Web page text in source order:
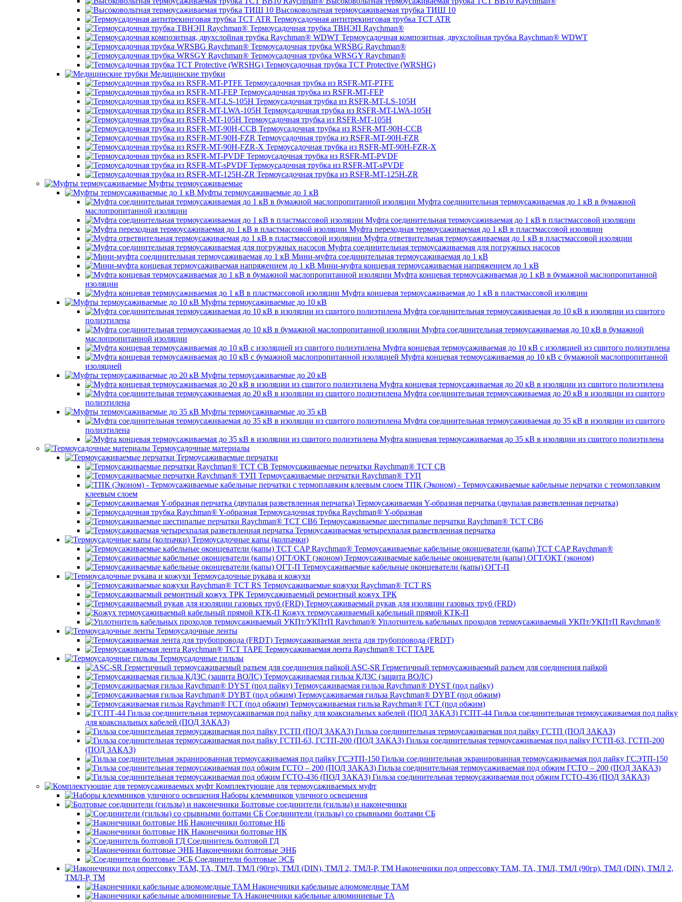
Высоковольтная термоусаживаемая трубка ТИШ 10
Термоусадочная антитрекинговая трубка TCT ATR
Термоусадочная трубка ТВНЭП Raychman®
Термоусадочная композитная, двухслойная трубка Raychman® WDWT
Термоусадочная трубка WRSBG Raychman®
Термоусадочная трубка WRSGY Raychman®
Термоусадочная трубка TCT Protective (WRSHG)
Медицинские трубки
Термоусадочная трубка из RSFR-MT-PTFE
Термоусадочная трубка из RSFR-MT-FEP
Термоусадочная трубка из RSFR-MT-LS-105H
Термоусадочная трубка из RSFR-MT-LWA-105H
Термоусадочная трубка из RSFR-MT-105H
Термоусадочная трубка из RSFR-MT-90H-CCB
Термоусадочная трубка из RSFR-MT-90H-FZR
Термоусадочная трубка из RSFR-MT-90H-FZR-X
Термоусадочная трубка из RSFR-MT-PVDF
Термоусадочная трубка из RSFR-MT-sPVDF
Термоусадочная трубка из RSFR-MT-125H-ZR
Муфты термоусаживаемые
Муфты термоусаживаемые до 1 кВ
Муфта соединительная термоусаживаемая до 1 кВ в бумажной
маслопропитанной изоляции
Муфта соединительная термоусаживаемая до 1 кВ в пластмассовой изоляции
Муфта переходная термоусаживаемая до 1 кВ в пластмассовой изоляции
Муфта ответвительная термоусаживаемая до 1 кВ в пластмассовой изоляции
Муфта соединительная термоусаживаемая для погружных насосов
Мини-муфта соединительная термоусаживаемая до 1 кВ
Мини-муфта концевая термоусаживаемая напряжением до 1 кВ
Муфта концевая термоусаживаемая до 1 кВ в бумажной маслопропитанной
изоляции
Муфта концевая термоусаживаемая до 1 кВ в пластмассовой изоляции
Муфты термоусаживаемые до 10 кВ
Муфта соединительная термоусаживаемая до 10 кВ в изоляции из сшитого
полиэтилена
Муфта соединительная термоусаживаемая до 10 кВ в бумажной
маслопропитанной изоляции
Муфта концевая термоусаживаемая до 10 кВ с изоляцией из сшитого полиэтилена
Муфта концевая термоусаживаемая до 10 кВ с бумажной маслопропитанной
изоляцией
Муфты термоусаживаемые до 20 кВ
Муфта концевая термоусаживаемая до 20 кВ в изоляции из сшитого полиэтилена
Муфта соединительная термоусаживаемая до 20 кВ в изоляции из сшитого
полиэтилена
Муфты термоусаживаемые до 35 кВ
Муфта соединительная термоусаживаемая до 35 кВ в изоляции из сшитого
полиэтилена
Муфта концевая термоусаживаемая до 35 кВ в изоляции из сшитого полиэтилена
Термоусадочные материалы
Термоусаживаемые перчатки
Термоусаживаемые перчатки Raychman® TCT CB
Термоусаживаемые перчатки Raychman® ТУП
ТПК (Эконом) - Термоусаживаемые кабельные перчатки с термоплавким
клеевым слоем
Термоусаживаемая Y-образная перчатка (двупалая разветвленная перчатка)
Термоусадочная трубка Raychman® Y-образная
Термоусаживаемые шестипалые перчатки Raychman® ТСТ СВ6
Термоусаживаемая четырехпалая разветвленная перчатка
Термоусадочные капы (колпачки)
Термоусаживаемые кабельные оконцеватели (капы) ТCT CAP Raychman®
Термоусаживаемые кабельные оконцеватели (капы) ОГТ/ОКТ (эконом)
Термоусаживаемые кабельные оконцеватели (капы) ОГТ-П
Термоусадочные рукава и кожухи
Термоусаживаемые кожухи Raychman® TCT RS
Термоусаживаемый ремонтный кожух ТРК
Термоусаживаемый рукав для изоляции газовых труб (FRD)
Кожух термоусаживаемый кабельный прямой КТК-П
Уплотнитель кабельных проходов термоусаживаемый УКПт/УКПтП Raychman®
Термоусадочные ленты
Термоусаживаемая лента для трубопровода (FRDT)
Термоусаживаемая лента Raychman® TCT TAPE
Термоусадочные гильзы
ASC‐SR Герметичный термоусаживаемый разъем для соединения пайкой
Термоусаживаемая гильза КДЗС (защита ВОЛС)
Термоусаживаемая гильза Raychman® DYST (под пайку)
Термоусаживаемая гильза Raychman® DYBT (под обжим)
Термоусаживаемая гильза Raychman® ГСТ (под обжим)
ГСПТ-44 Гильза соединительная термоусаживаемая под пайку
для коаксиальных кабелей (ПОД ЗАКАЗ)
Гильза соединительная термоусаживаемая под пайку ГСТП (ПОД ЗАКАЗ)
Гильза соединительная термоусаживаемая под пайку ГСТП-63, ГСТП-200
(ПОД ЗАКАЗ)
Гильза соединительная экранированная термоусаживаемая под пайку ГСЭТП-150
Гильза соединительная термоусаживаемая под обжим ГСТО – 200 (ПОД ЗАКАЗ)
Гильза соединительная термоусаживаемая под обжим ГСТО-436 (ПОД ЗАКАЗ)
Комплектующие для термоусаживаемых муфт
Наборы клеммников уличного освещения
Болтовые соединители (гильзы) и наконечники
Соединители (гильзы) со срывными болтами СБ
Наконечники болтовые НБ
Наконечники болтовые НК
Соединитель болтовой ГД
Наконечники болтовые ЭНБ
Соединители болтовые ЭСБ
Наконечники под опрессовку ТАМ, ТА, ТМЛ, ТМЛ (90гр), ТМЛ (DIN), ТМЛ 2,
ТМЛ-Р, ТМ
Наконечники кабельные алюмомедные ТАМ
Наконечники кабельные алюминиевые ТА